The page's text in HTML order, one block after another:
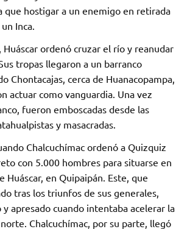
que hostigar a un enemigo en retirada
Inca.
ordenó cruzar el río y reanudar
tropas llegaron a un barranco
Chontacajas, cerca de Huanacopampa,
actuar como vanguardia. Una vez
fueron emboscadas desde las
y masacradas.
Chalcuchímac ordenó a Quizquiz
con 5.000 hombres para situarse en
Huáscar, en Quipaipán. Este, que
tras los triunfos de sus generales,
apresado cuando intentaba acelerar la
Chalcuchímac, por su parte, llegó